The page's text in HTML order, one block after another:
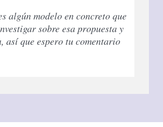
algún modelo en concreto que
sobre esa propuesta y
así que espero tu comentario